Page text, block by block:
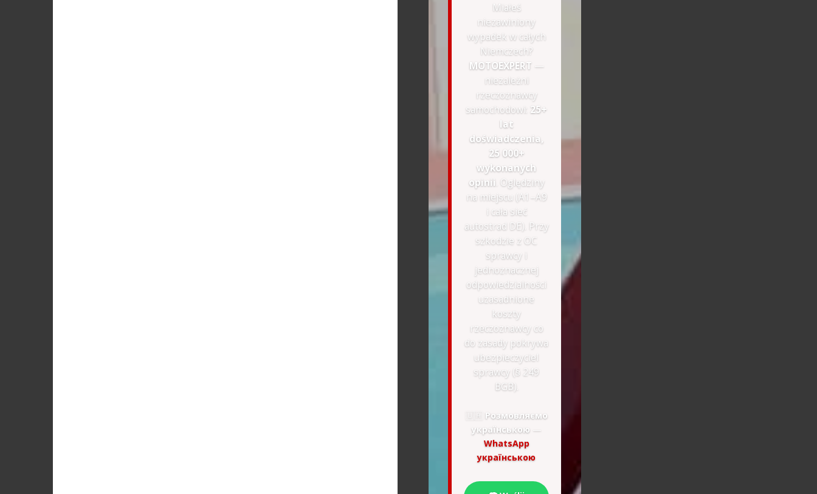
Miałeś
niezawiniony
wypadek w całych
Niemczech?
MOTOEXPERT —
niezależni
rzeczoznawcy
samochodowi: 25+
lat
doświadczenia,
25 000+
wykonanych
opinii . Oględziny
na miejscu (A1–A9
i cała sieć
autostrad DE). Przy
szkodzie z OC
sprawcy i
jednoznacznej
odpowiedzialności
uzasadnione
koszty
rzeczoznawcy co
do zasady pokrywa
ubezpieczyciel
sprawcy (§ 249
BGB).
🇺🇦 Розмовляємо
українською—
WhatsApp
українською